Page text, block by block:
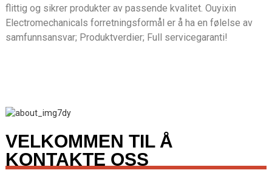
flittig og sikrer produkter av passende kvalitet. Ouyixin
Electromechanicals forretningsformål er å ha en følelse av
samfunnsansvar; Produktverdier; Full servicegaranti!
VELKOMMEN TIL Å
KONTAKTE OSS